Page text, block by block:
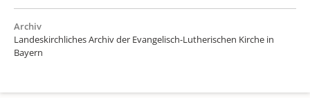
Archiv
Landeskirchliches Archiv der Evangelisch-Lutherischen Kirche in
Bayern